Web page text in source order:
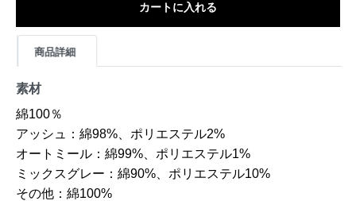
カートに入れる
商品詳細
素材
綿100％
アッシュ：綿98%、ポリエステル2%
オートミール：綿99%、ポリエステル1%
ミックスグレー：綿90%、ポリエステル10%
その他：綿100%